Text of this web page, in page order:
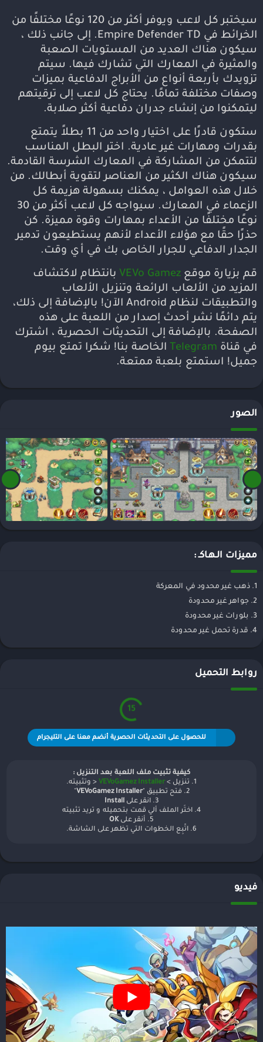
سيختبر كل لاعب ويوفر أكثر من 120 نوعًا مختلفًا من
الخرائط في Empire Defender TD. إلى جانب ذلك ،
سيكون هناك العديد من المستويات الصعبة
والمثيرة في المعارك التي تشارك فيها. سيتم
تزويدك بأربعة أنواع من الأبراج الدفاعية بميزات
وصفات مختلفة تمامًا. يحتاج كل لاعب إلى ترقيتهم
ليتمكنوا من إنشاء جدران دفاعية أكثر صلابة.
ستكون قادرًا على اختيار واحد من 11 بطلاً يتمتع
بقدرات ومهارات غير عادية. اختر البطل المناسب
لتتمكن من المشاركة في المعارك الشرسة القادمة.
سيكون هناك الكثير من العناصر لتقوية أبطالك. من
خلال هذه العوامل ، يمكنك بسهولة هزيمة كل
الزعماء في المعارك. سيواجه كل لاعب أكثر من 30
نوعًا مختلفًا من الأعداء بمهارات وقوة مميزة. كن
حذرًا حقًا مع هؤلاء الأعداء لأنهم يستطيعون تدمير
الجدار الدفاعي للجرار الخاص بك في أي وقت.
قم بزيارة موقع VEVo Gamez بانتظام لاكتشاف
المزيد من الألعاب الرائعة وتنزيل الألعاب
والتطبيقات لنظام Android الآن! بالإضافة إلى ذلك،
يتم دائمًا نشر أحدث إصدار من اللعبة على هذه
الصفحة. بالإضافة إلى التحديثات الحصرية ، اشترك
في قناة Telegram الخاصة بنا! شكرا تمتع بيوم
جميل! استمتع بلعبة ممتعة.
الصور
مميزات الـهـاكـ :
1. ذهب غير محدود في المعركة
2. جواهر غير محدودة
3. بلورات غير محدودة
4. قدرة تحمل غير محدودة
روابط التحميل
15
للحصول على التحديثات الحصرية أنضم معنا على التليجرام
كيفية تثبيت ملف اللعبة بعد التنزيل :
1. تنزيل >
VEVoGamez Installer < وتثبيته.
2. فتح تطبيق "
VEVoGamez Installer
"
3. انقر على
Install
4. اختَر الملف ألي قمت بتحميله و تريد تثبيته
5. أنقر على
OK
6. اتّبِع الخطوات التي تظهر على الشاشة.
فيديو